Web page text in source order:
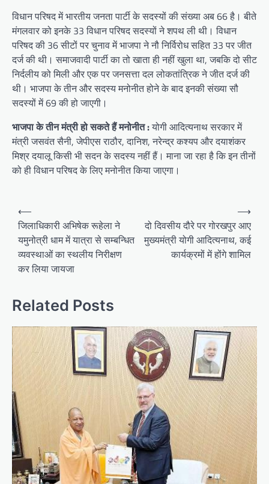
विधान परिषद में भारतीय जनता पार्टी के सदस्यों की संख्या अब 66 है। बीते
मंगलवार को इनके 33 विधान परिषद सदस्यों ने शपथ ली थी। विधान
परिषद की 36 सीटों पर चुनाव में भाजपा ने नौ निर्विरोध सहित 33 पर जीत
दर्ज की थी। समाजवादी पार्टी का तो खाता ही नहीं खुला था, जबकि दो सीट
निर्दलीय को मिली और एक पर जनसत्ता दल लोकतांत्रिक ने जीत दर्ज की
थी। भाजपा के तीन और सदस्य मनोनीत होने के बाद इनकी संख्या सौ
सदस्यों में 69 की हो जाएगी।
भाजपा के तीन मंत्री हो सकते हैं मनोनीत :योगी आदित्यनाथ सरकार में
मंत्री जसवंत सैनी, जेपीएस राठौर, दानिश, नरेन्द्र कश्यप और दयाशंकर
मिश्र दयालू किसी भी सदन के सदस्य नहीं हैं। माना जा रहा है कि इन तीनों
को ही विधान परिषद के लिए मनोनीत किया जाएगा।
o
a
i
g
a
t
i
o
n
⟵
जिलाधिकारी अभिषेक रूहेला ने
यमुनोत्री धाम में यात्रा से सम्बन्धित
व्यवस्थाओं का स्थलीय निरीक्षण
कर लिया जायजा
दो द‍िवसीय दौरे पर गोरखपुर आए
मुख्यमंत्री योगी आद‍ित्‍यनाथ, कई
कार्यक्रमों में होंगे शाम‍िल
⟶
Related Posts